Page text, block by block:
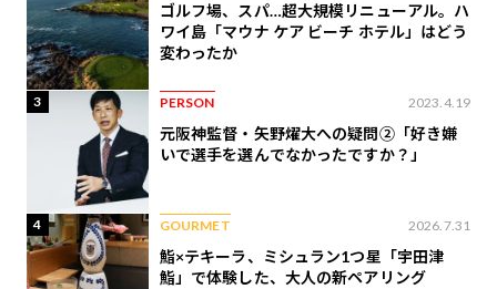
ゴルフ場、スパ…超大規模リニューアル。ハ
ワイ島「マウナ ケア ビーチ ホテル」はどう
変わったか
3 PERSON 2023.4.19
元阪神監督・矢野燿大への疑問②「好き嫌
いで選手を選んでなかったですか？」
4 GOURMET 2026.7.31
鮨×テキーラ、ミシュラン1つ星「宇田津
鮨」で体験した、大人の新ペアリング